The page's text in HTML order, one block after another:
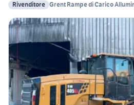
Rivenditore Grent Rampe di Carico